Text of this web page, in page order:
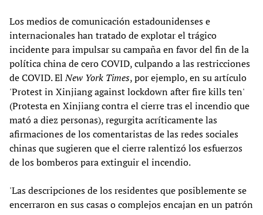
Los medios de comunicación estadounidenses e
internacionales han tratado de explotar el trágico
incidente para impulsar su campaña en favor del fin de la
política china de cero COVID, culpando a las restricciones
de COVID. ElNew York Times, por ejemplo, en su artículo
'Protest in Xinjiang against lockdown after fire kills ten'
(Protesta en Xinjiang contra el cierre tras el incendio que
mató a diez personas), regurgita acríticamente las
afirmaciones de los comentaristas de las redes sociales
chinas que sugieren que el cierre ralentizó los esfuerzos
de los bomberos para extinguir el incendio.
'Las descripciones de los residentes que posiblemente se
encerraron en sus casas o complejos encajan en un patrón